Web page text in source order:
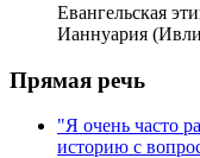
Евангельская
Ианнуария
Прямая речь
"Я очень часто
историю с